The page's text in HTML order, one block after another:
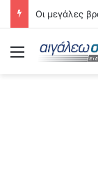
Menu